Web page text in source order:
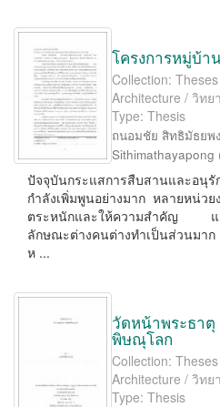
โครงการหมู่บ้า
Collection:
Architecture / วิท
Type: Thesis
ถนอมชัย สิทธิมัธยพ
Sithimathayapong
ปัจจุบันกระแสการสืบสานและอนุ
กำลังเพิ่มพูนอย่างมาก หลายหน่ว
ตระหนักและให้ความสำคัญ แต่
ลักษณะต่างคนต่างทำเป็นส่วนมา
ห ...
วัดหน้าพระธาตุ
พิษณุโลก
Collection:
Architecture / วิท
Type: Thesis